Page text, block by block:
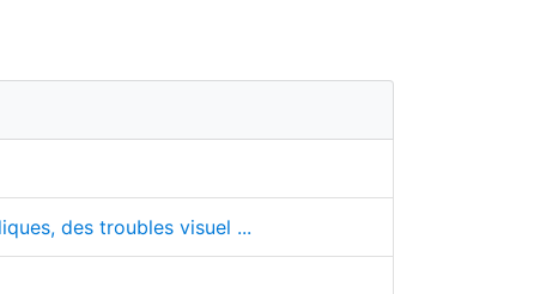
des troubles visuel ...